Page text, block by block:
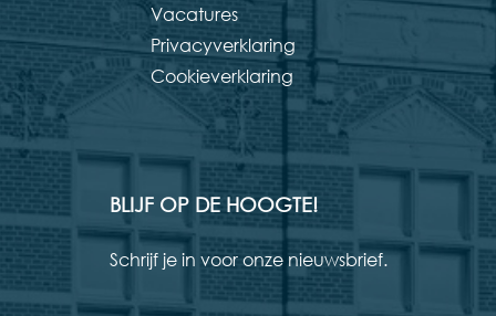
Vacatures
Privacyverklaring
Cookieverklaring
BLIJF OP DE HOOGTE!
Schrijf je in voor onze nieuwsbrief.